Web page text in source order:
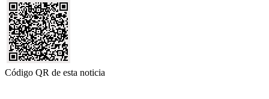
Código QR de esta noticia